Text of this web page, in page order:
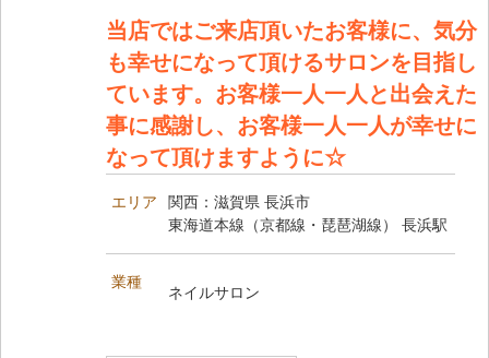
当店ではご来店頂いたお客様に、気分
も幸せになって頂けるサロンを目指し
ています。お客様一人一人と出会えた
事に感謝し、お客様一人一人が幸せに
なって頂けますように☆
エリア
関西：滋賀県 長浜市
東海道本線（京都線・琵琶湖線） 長浜駅
業種
ネイルサロン